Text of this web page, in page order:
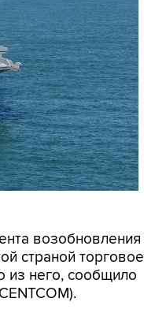
возобновления
страной торговое
из него, сообщило